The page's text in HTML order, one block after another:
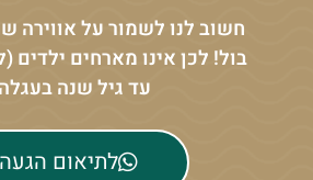
חשוב לנו לשמור על אווירה
בול! לכן אינו מארחים ילדים
עד גיל שנה
לתיאום הגעה